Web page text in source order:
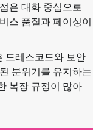
은 대화 중심으로
스 품질과 페이싱이
드레스코드와 보안
분위기를 유지하는
복장 규정이 많아